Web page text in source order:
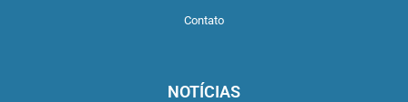
Contato
NOTÍCIAS